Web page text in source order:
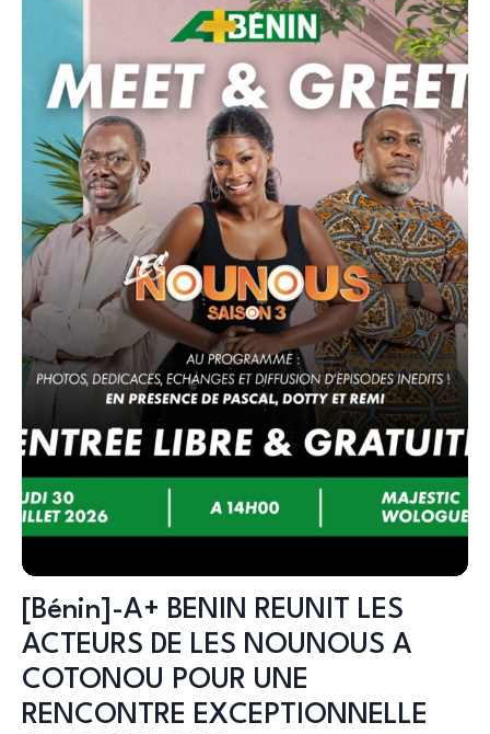
[Bénin]-A+ BENIN REUNIT LES
ACTEURS DE LES NOUNOUS A
COTONOU POUR UNE
RENCONTRE EXCEPTIONNELLE